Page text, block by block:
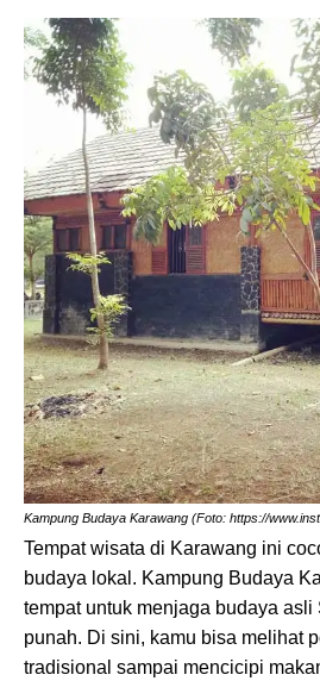
Kampung Budaya Karawang (Foto: https://
Tempat wisata di Karawang ini
budaya lokal. Kampung Budaya
tempat untuk menjaga budaya
punah. Di sini, kamu bisa melihat
tradisional sampai mencicipi